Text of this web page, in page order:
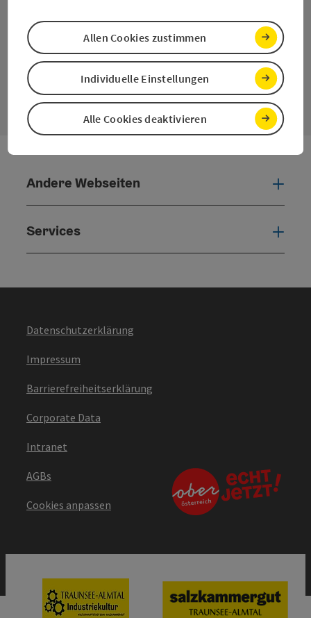
Kontaktformular
Andere Webseiten
Services
Datenschutzerklärung
Impressum
Barrierefreiheitserklärung
Corporate Data
Intranet
AGBs
Cookies anpassen
Alle Cookies deaktivieren
Individuelle Einstellungen
Allen Cookies zustimmen